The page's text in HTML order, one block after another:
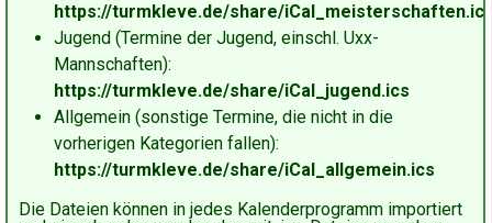
https://turmkleve.de/share/
Jugend (Termine der Jugend, einschl. Uxx-
Mannschaften):
https://turmkleve.de/share/iCal_jugend.ics
Allgemein (sonstige Termine, die nicht in die
vorherigen Kategorien fallen):
https://turmkleve.de/share/iCal_allgemein.ics
Die Dateien können in jedes Kalenderprogramm importiert